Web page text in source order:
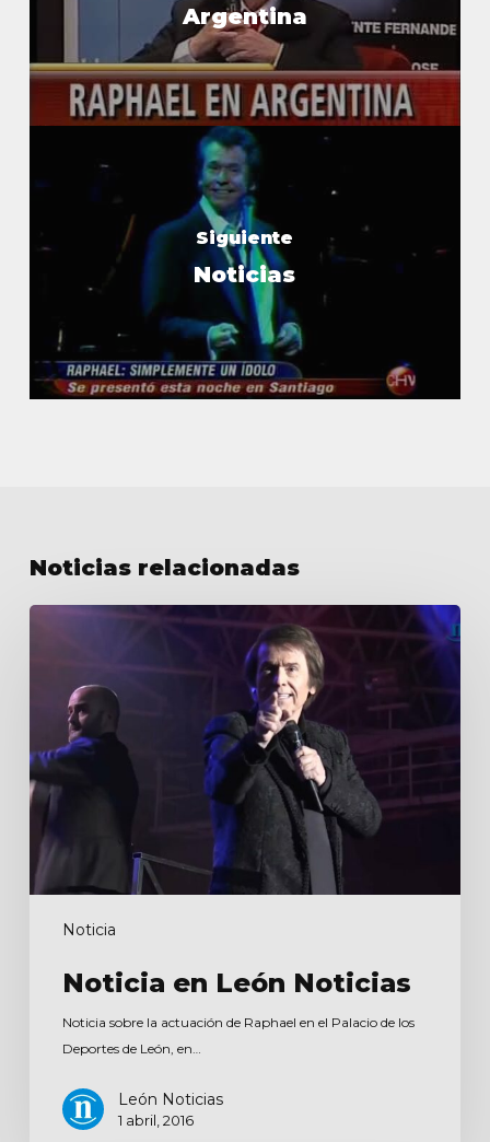
Argentina
Siguiente
Noticias
Noticias relacionadas
Noticia
Noticia
Noticias
Noticia en León Noticias
Noticia sobre la actuación de Raphael en el Palacio de los
Deportes de León, en…
León Noticias
1 abril, 2016